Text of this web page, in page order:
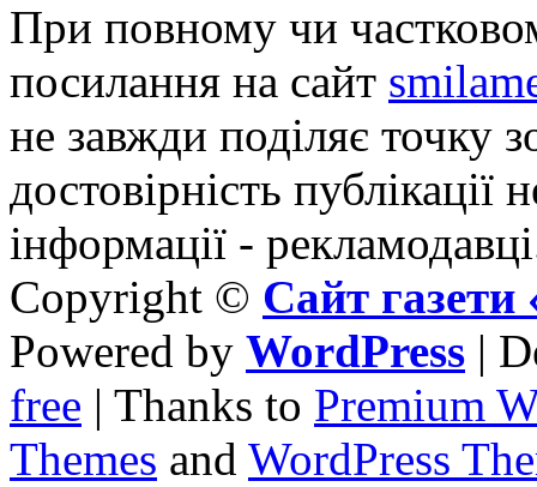
При повному чи
посилання на сайт
не завжди поділяє точку
достовірність публікації
інформації -
Copyright © Сайт
Powered by WordPress |
free | Thanks to Premium
Themes and WordPress